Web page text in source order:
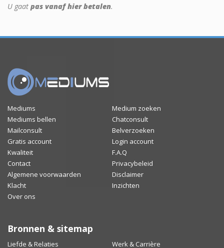
U gaat pas vanaf hier betalen.
Mediums
Medium zoeken
Mediums bellen
Chatconsult
Mailconsult
Belverzoeken
Gratis account
Login account
Kwaliteit
F.A.Q
Contact
Privacybeleid
Algemene voorwaarden
Disclaimer
Klacht
Inzichten
Over ons
Bronnen & sitemap
Liefde & Relaties Werk & Carrière